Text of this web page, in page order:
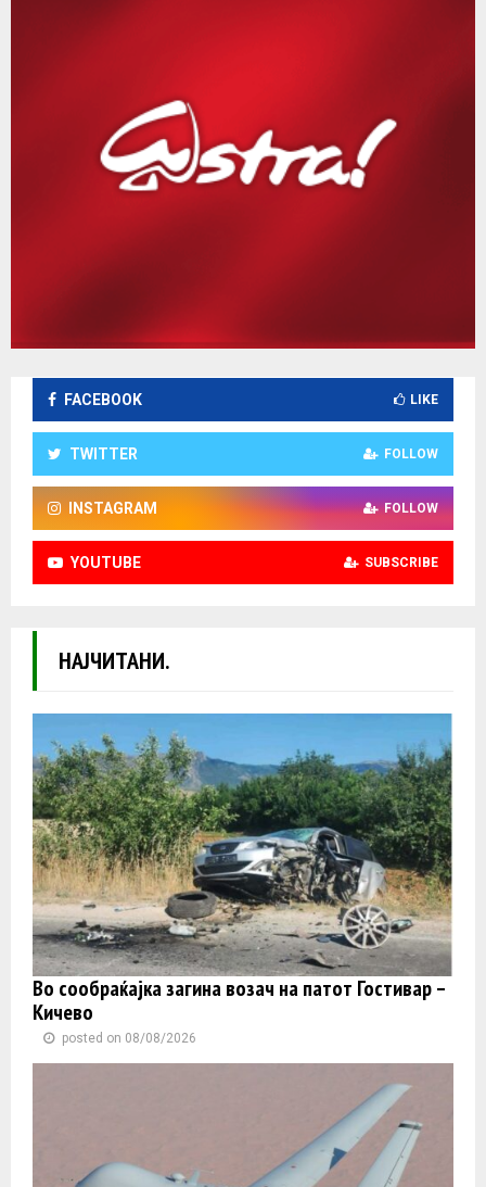
FACEBOOK LIKE
TWITTER FOLLOW
INSTAGRAM FOLLOW
YOUTUBE SUBSCRIBE
НАЈЧИТАНИ.
Во сообраќајка загина возач на патот Гостивар –
Кичево
posted on 08/08/2026